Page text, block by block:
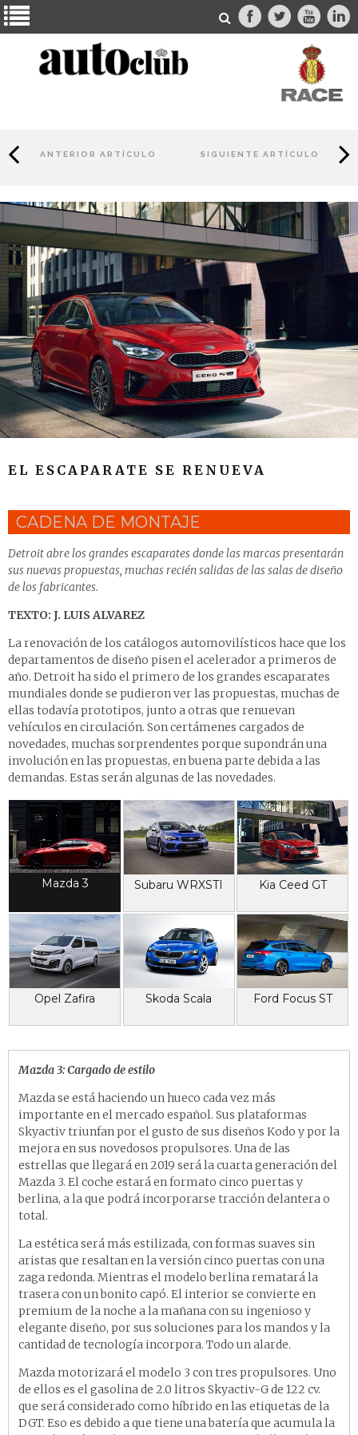
ANTERIOR ARTÍCULO SIGUIENTE ARTÍCULO
EL ESCAPARATE SE RENUEVA
CADENA DE MONTAJE
Detroit abre los grandes escaparates donde las marcas presentarán
sus nuevas propuestas, muchas recién salidas de las salas de diseño
de los fabricantes.
TEXTO: J. LUIS ALVAREZ
La renovación de los catálogos automovilísticos hace que los
departamentos de diseño pisen el acelerador a primeros de
año. Detroit ha sido el primero de los grandes escaparates
mundiales donde se pudieron ver las propuestas, muchas de
ellas todavía prototipos, junto a otras que renuevan
vehículos en circulación. Son certámenes cargados de
novedades, muchas sorprendentes porque supondrán una
involución en las propuestas, en buena parte debida a las
demandas. Estas serán algunas de las novedades.
Mazda 3 Subaru WRXSTI Kia Ceed GT
Opel Zafira Skoda Scala Ford Focus ST
Mazda 3:Cargado de estilo
Mazda se está haciendo un hueco cada vez más
importante en el mercado español. Sus plataformas
Skyactiv triunfan por el gusto de sus diseños Kodo y por la
mejora en sus novedosos propulsores. Una de las
estrellas que llegará en 2019 será la cuarta generación del
Mazda 3. El coche estará en formato cinco puertas y
berlina, a la que podrá incorporarse tracción delantera o
total.
La estética será más estilizada, con formas suaves sin
aristas que resaltan en la versión cinco puertas con una
zaga redonda. Mientras el modelo berlina rematará la
trasera con un bonito capó. El interior se convierte en
premium de la noche a la mañana con su ingenioso y
elegante diseño, por sus soluciones para los mandos y la
cantidad de tecnología incorpora. Todo un alarde.
Mazda motorizará el modelo 3 con tres propulsores. Uno
de ellos es el gasolina de 2.0 litros Skyactiv-G de 122 cv.
que será considerado como híbrido en las etiquetas de la
DGT. Eso es debido a que tiene una batería que acumula la